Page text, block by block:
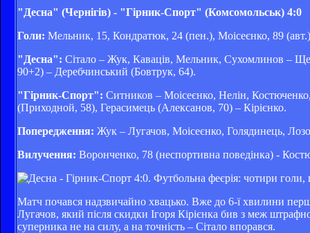
"Десна" (Чернігів) - "Гірник-Спорт" (Комсомольськ) 4:0
Голи: Мельник, 15, Кондратюк, 24 (пен.), Моісеєнко, 89
"Десна": Сітало – Жук, Каваців, Мельник, Сухомлинов –
90+2) – Деребчинський (Бовтрук, 64).
"Гірник-Спорт": Ситников – Моісеєнко, Нелін,
(Приходной, 58), Герасимець (Алексанов, 70) – Кірієнко.
Попередження: Жук – Лугачов, Моісеєнко, Голядинець,
Вилучення: Воронченко, 78 (неспортивна поведінка) -
Матч почався надзвичайно хвацько. Вже до 6-ї хвилини
Лугачов, який після скидки Ігоря Кірієнка бив з меж
суперника не на силу, а на точність – Сітало впорався.